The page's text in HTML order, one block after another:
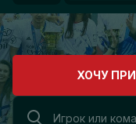
ХОЧУ